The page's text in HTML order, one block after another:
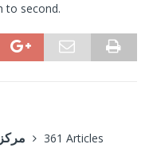
to second.
361 Articles